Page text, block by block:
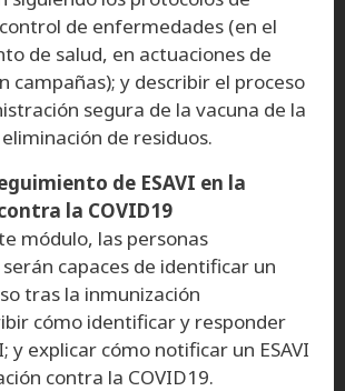
de enfermedades (en el
de salud, en actuaciones de
campañas); y describir el proceso
segura de la vacuna de la
de residuos.
de ESAVI en la
la COVID19
módulo, las personas
capaces de identificar un
tras la inmunización
cómo identificar y responder
y explicar cómo notificar un ESAVI
contra la COVID19.